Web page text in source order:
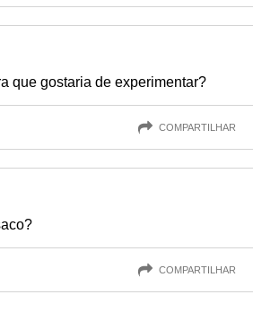
que gostaria de experimentar?
COMPARTILHAR
COMPARTILHAR